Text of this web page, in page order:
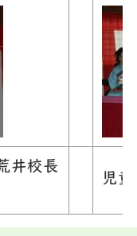
井校長
児